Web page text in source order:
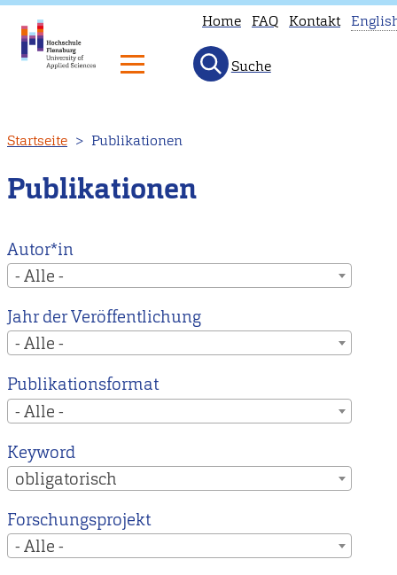
zum
Inhalt
Home FAQ Kontakt
Suche
Startseite Publikationen
Publikationen
Autor*in
- Alle -
Jahr der Veröffentlichung
- Alle -
Publikationsformat
- Alle -
Keyword
obligatorisch
Forschungsprojekt
- Alle -